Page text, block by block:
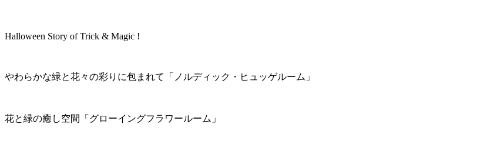
Halloween Story of Trick & Magic !
やわらかな緑と花々の彩りに包まれて「ノルディック・ヒュッゲルーム」
花と緑の癒し空間「グローイングフラワールーム」